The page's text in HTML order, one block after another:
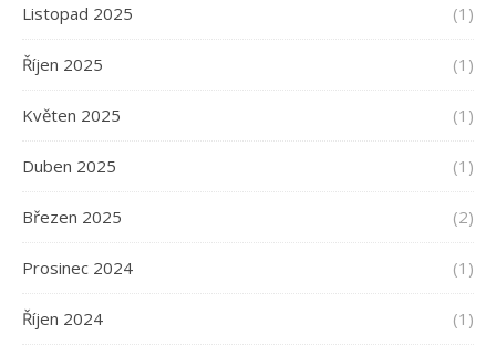
Listopad 2025 (1)
Říjen 2025 (1)
Květen 2025 (1)
Duben 2025 (1)
Březen 2025 (2)
Prosinec 2024 (1)
Říjen 2024 (1)